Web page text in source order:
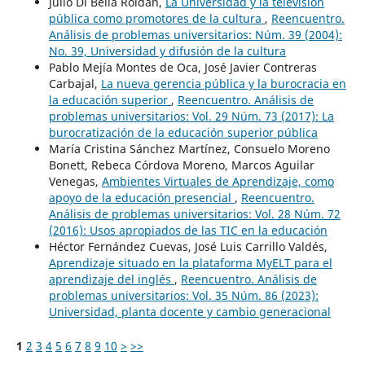
pública como promotores de la cultura , Reencuentro.
Análisis de problemas universitarios: Núm. 39 (2004):
No. 39, Universidad y difusión de la cultura
Pablo Mejía Montes de Oca, José Javier Contreras
Carbajal, La nueva gerencia pública y la burocracia en
la educación superior , Reencuentro. Análisis de
problemas universitarios: Vol. 29 Núm. 73 (2017): La
burocratización de la educación superior pública
María Cristina Sánchez Martínez, Consuelo Moreno
Bonett, Rebeca Córdova Moreno, Marcos Aguilar
Venegas, Ambientes Virtuales de Aprendizaje, como
apoyo de la educación presencial , Reencuentro.
Análisis de problemas universitarios: Vol. 28 Núm. 72
(2016): Usos apropiados de las TIC en la educación
Héctor Fernández Cuevas, José Luis Carrillo Valdés,
Aprendizaje situado en la plataforma MyELT para el
aprendizaje del inglés , Reencuentro. Análisis de
problemas universitarios: Vol. 35 Núm. 86 (2023):
Universidad, planta docente y cambio generacional
1 2 3 4 5 6 7 8 9 10 > >>